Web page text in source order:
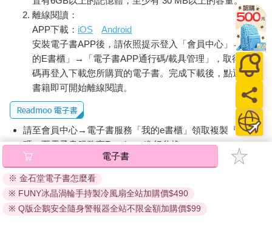
離線閱讀：
APP下載： iOS
Android
安裝電子書APP後，請依照提示登入「會員中心」→「我
的E書櫃」→「電子書APP通行碼/載具管理」，取得通行
碼再登入下載您所購買的電子書。完成下載後，點選任一
書籍即可開始離線閱讀。
請至會員中心→電子書服務「我的e書櫃」領取複製『兌換
碼』至電子書服務商Readmoo進行兌換。
退換貨須知：
因版權保護，您在金石堂所購買的電子書僅能以金石堂專屬
的閱讀軟體開啟閱讀，無法以其他閱讀器或直接下載檔案。
依據「消費者保護法」第19條及行政院消費者保護處公告之
電子書
※ 金石堂電子書怎麼看
※ FUNY冰晶渦輪手持製冷風扇全站加購價$490
※ Q版企鵝安全隨身警報器全站不限金額加購價$99